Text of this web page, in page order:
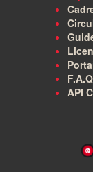
F.A.Q
API